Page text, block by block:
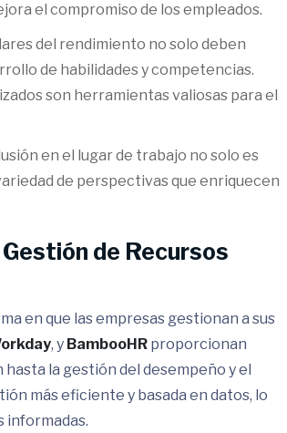
el compromiso de los empleados.
del rendimiento no solo deben
de habilidades y competencias.
son herramientas valiosas para el
en el lugar de trabajo no solo es
de perspectivas que enriquecen
de Recursos
en que las empresas gestionan a sus
, y BambooHR proporcionan
la gestión del desempeño y el
más eficiente y basada en datos, lo
informadas.